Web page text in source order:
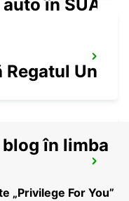
în SUA
Unit
în limba
„Privilege For You”